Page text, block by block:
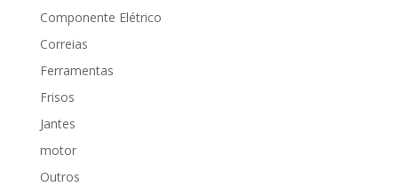
Componente Elétrico
Correias
Ferramentas
Frisos
Jantes
motor
Outros